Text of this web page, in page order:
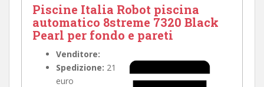
Piscine Italia Robot piscina
automatico 8streme 7320 Black
Pearl per fondo e pareti
Venditore:
Spedizione: 21
euro